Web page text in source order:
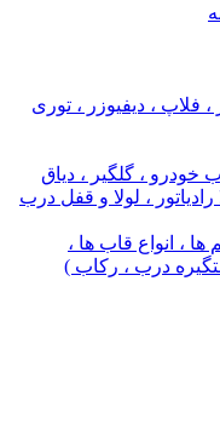
فلاپ ، دیفیوزر ، توری
خودرو ، گلگیر ، دیاق
، لولا و قفل درب
ها ، انواع قاب ها ،
درب ، رکاب )